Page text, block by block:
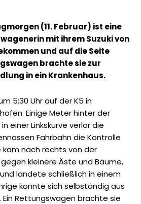
(11. Februar) ist eine
mit ihrem Suzuki von
und auf die Seite
brachte sie zur
in ein Krankenhaus.
5:30 Uhr auf der K5 in
Einige Meter hinter der
einer Linkskurve verlor die
Fahrbahn die Kontrolle
kam nach rechts von der
kleinere Äste und Bäume,
landete schließlich in einem
konnte sich selbständig aus
Rettungswagen brachte sie